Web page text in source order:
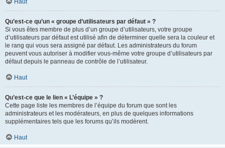
Haut
Qu’est-ce qu’un « groupe d’utilisateurs par défaut » ?
Si vous êtes membre de plus d’un groupe d’utilisateurs, votre groupe
d’utilisateurs par défaut est utilisé afin de déterminer quelle sera la couleur et
le rang qui vous sera assigné par défaut. Les administrateurs du forum
peuvent vous autoriser à modifier vous-même votre groupe d’utilisateurs par
défaut depuis le panneau de contrôle de l’utilisateur.
Haut
Qu’est-ce que le lien « L’équipe » ?
Cette page liste les membres de l’équipe du forum que sont les
administrateurs et les modérateurs, en plus de quelques informations
supplémentaires tels que les forums qu’ils modèrent.
Haut